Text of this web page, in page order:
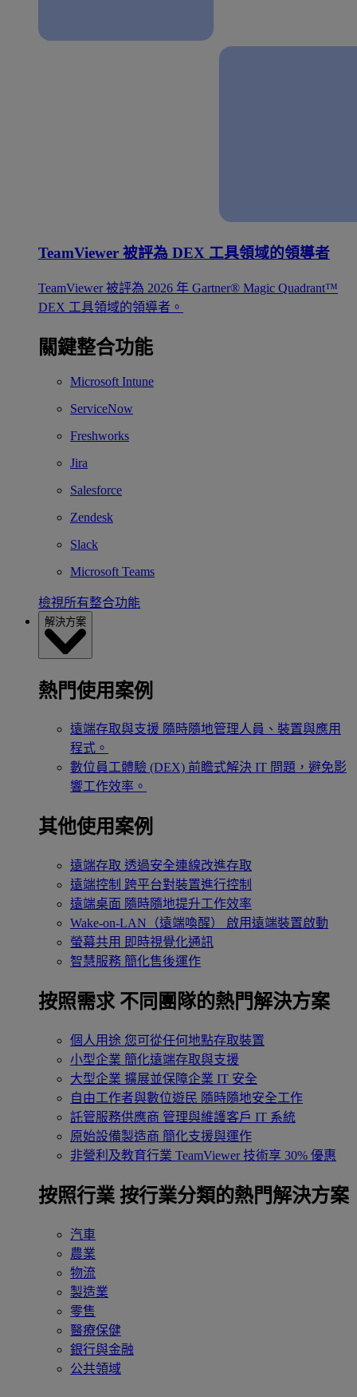
TeamViewer 被評為 DEX 工具領域的領導者
TeamViewer 被評為 2026 年 Gartner® Magic Quadrant™
DEX 工具領域的領導者。
關鍵整合功能
Microsoft Intune
ServiceNow
Freshworks
Jira
Salesforce
Zendesk
Slack
Microsoft Teams
檢視所有整合功能
解決方案
熱門使用案例
遠端存取與支援 隨時隨地管理人員、裝置與應用
程式。
數位員工體驗 (DEX) 前瞻式解決 IT 問題，避免影
響工作效率。
其他使用案例
遠端存取 透過安全連線改進存取
遠端控制 跨平台對裝置進行控制
遠端桌面 隨時隨地提升工作效率
Wake-on-LAN（遠端喚醒）
啟用遠端裝置啟動
螢幕共用 即時視覺化通訊
智慧服務 簡化售後運作
按照需求 不同團隊的熱門解決方案
個人用途 您可從任何地點存取裝置
小型企業 簡化遠端存取與支援
大型企業 擴展並保障企業 IT 安全
自由工作者與數位遊民 隨時隨地安全工作
託管服務供應商 管理與維護客戶 IT 系統
原始設備製造商 簡化支援與運作
非營利及教育行業 TeamViewer 技術享 30% 優惠
按照行業 按行業分類的熱門解決方案
汽車
農業
物流
製造業
零售
醫療保健
銀行與金融
公共領域